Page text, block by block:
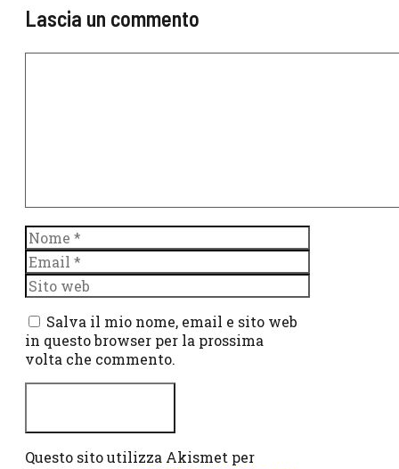
Lascia un commento
Nome
Email
Sito
web
Salva il mio nome, email e sito web
in questo browser per la prossima
volta che commento.
Questo sito utilizza Akismet per